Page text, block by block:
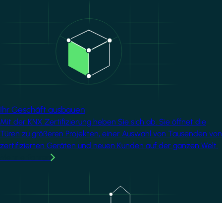
Ihr Geschäft ausbauen
Mit der KNX Zertifizierung heben Sie sich ab. Sie öffnet die
Türen zu größeren Projekten, einer Auswahl von Tausenden von
zertifizierten Geräten und neuen Kunden auf der ganzen Welt.